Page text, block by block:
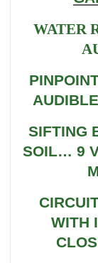
WATER
SIFTING
SOIL… 9
WITH